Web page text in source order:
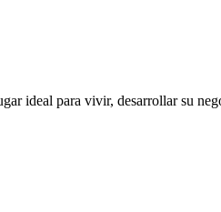
ideal para vivir, desarrollar su